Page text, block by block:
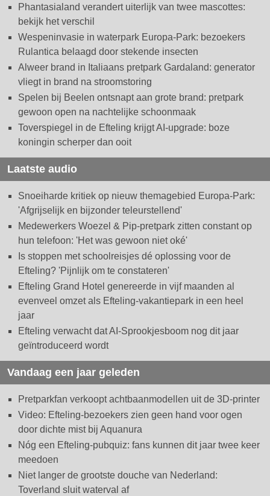
Phantasialand verandert uiterlijk van twee mascottes:
bekijk het verschil
Wespeninvasie in waterpark Europa-Park: bezoekers
Rulantica belaagd door stekende insecten
Alweer brand in Italiaans pretpark Gardaland: generator
vliegt in brand na stroomstoring
Spelen bij Beelen ontsnapt aan grote brand: pretpark
gewoon open na nachtelijke schoonmaak
Toverspiegel in de Efteling krijgt AI-upgrade: boze
koningin scherper dan ooit
Laatste audio
Snoeiharde kritiek op nieuw themagebied Europa-Park:
'Afgrijselijk en bijzonder teleurstellend'
Medewerkers Woezel & Pip-pretpark zitten constant op
hun telefoon: 'Het was gewoon niet oké'
Is stoppen met schoolreisjes dé oplossing voor de
Efteling? 'Pijnlijk om te constateren'
Efteling Grand Hotel genereerde in vijf maanden al
evenveel omzet als Efteling-vakantiepark in een heel
jaar
Efteling verwacht dat AI-Sprookjesboom nog dit jaar
geïntroduceerd wordt
Vandaag een jaar geleden
Pretparkfan verkoopt achtbaanmodellen uit de 3D-printer
Video: Efteling-bezoekers zien geen hand voor ogen
door dichte mist bij Aquanura
Nóg een Efteling-pubquiz: fans kunnen dit jaar twee keer
meedoen
Niet langer de grootste douche van Nederland:
Toverland sluit waterval af